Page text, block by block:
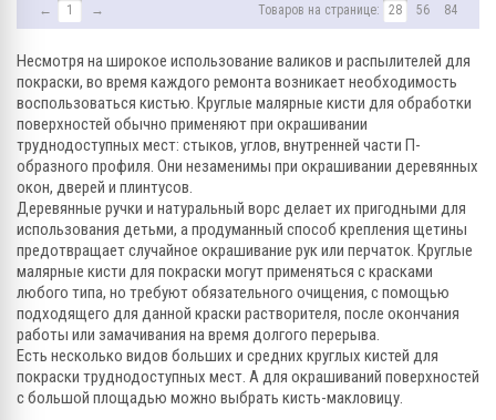
← 1 → Товаров на странице: 28 56 84
Несмотря на широкое использование валиков и распылителей для
покраски, во время каждого ремонта возникает необходимость
воспользоваться кистью. Круглые малярные кисти для обработки
поверхностей обычно применяют при окрашивании
труднодоступных мест: стыков, углов, внутренней части П-
образного профиля. Они незаменимы при окрашивании деревянных
окон, дверей и плинтусов.
Деревянные ручки и натуральный ворс делает их пригодными для
использования детьми, а продуманный способ крепления щетины
предотвращает случайное окрашивание рук или перчаток. Круглые
малярные кисти для покраски могут применяться с красками
любого типа, но требуют обязательного очищения, с помощью
подходящего для данной краски растворителя, после окончания
работы или замачивания на время долгого перерыва.
Есть несколько видов больших и средних круглых кистей для
покраски труднодоступных мест. А для окрашиваний поверхностей
с большой площадью можно выбрать кисть-макловицу.